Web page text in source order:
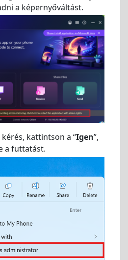
a képernyőváltást.
kattintson a “Igen”,
a futtatást.